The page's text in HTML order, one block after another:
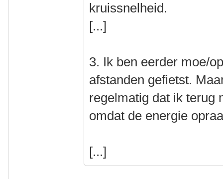
kruissnelheid.
[...]
3. Ik ben eerder moe/
afstanden gefietst.
regelmatig dat ik terug
omdat de energie
[...]